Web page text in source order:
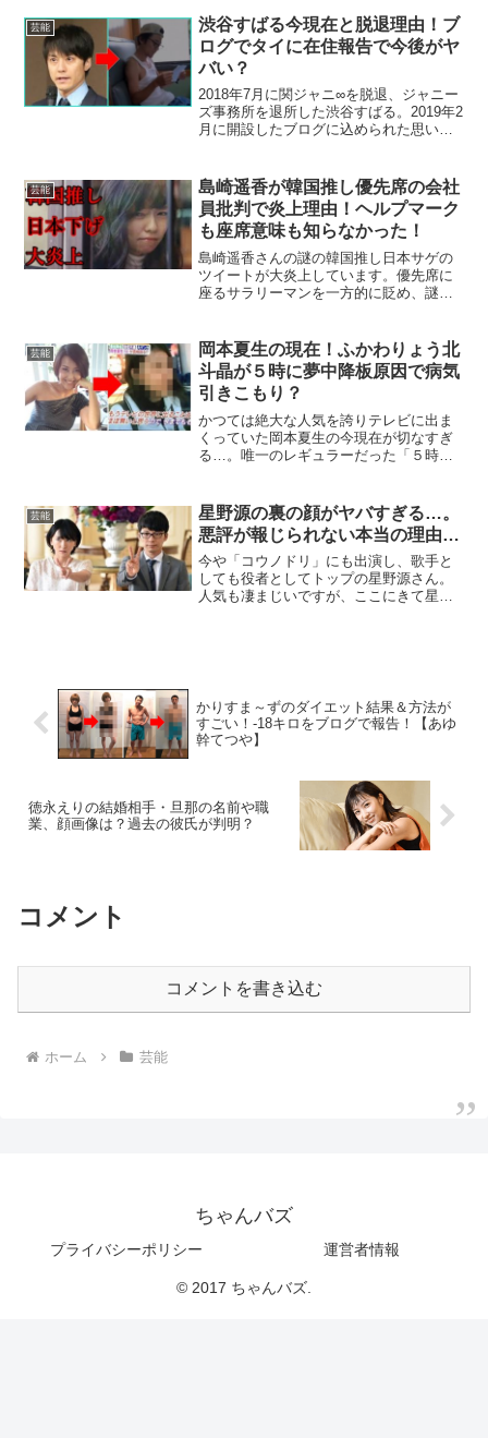
で…？かつての全盛期の姿から、「千手
観音かずこ」と呼ばれている現...
芸能
渋谷すばる今現在と脱退理由！ブ
ログでタイに在住報告で今後がヤ
バい？
2018年7月に関ジャニ∞を脱退、ジャニー
ズ事務所を退所した渋谷すばる。2019年2
月に開設したブログに込められた思いや
芸能
島崎遥香が韓国推し優先席の会社
員批判で炎上理由！ヘルプマーク
も座席意味も知らなかった！
島崎遥香さんの謎の韓国推し日本サゲの
ツイートが大炎上しています。優先席に
座るサラリーマンを一方的に貶め、謎に
なのでは？という意見について調査しま
した！
芸能
岡本夏生の現在！ふかわりょう北
斗晶が５時に夢中降板原因で病気
引きこもり？
かつては絶大な人気を誇りテレビに出ま
くっていた岡本夏生の今現在が切なすぎ
る…。唯一のレギュラーだった「５時に
ンション暮らしで重病説は本当なのか？
芸能
星野源の裏の顔がヤバすぎる…。
悪評が報じられない本当の理由…
今や「コウノドリ」にも出演し、歌手と
しても役者としてトップの星野源さん。
人気も凄まじいですが、ここにきて星野
かりすま～ずのダイエット結果＆方法が
すごい！-18キロをブログで報告！【あゆ
幹てつや】
徳永えりの結婚相手・旦那の名前や職
業、顔画像は？過去の彼氏が判明？
コメント
コメントを書き込む
ホーム 芸能
ちゃんバズ
プライバシーポリシー 運営者情報
© 2017 ちゃんバズ.